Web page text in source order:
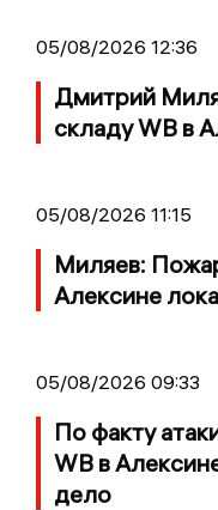
05/08/2026 12:36
Дмитрий
складу WB в
05/08/2026 11:15
Миляев:
Алексине
05/08/2026 09:33
По факту
WB в
дело